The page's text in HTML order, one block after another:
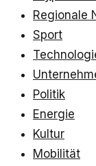
Regionale
Sport
Politik
Energie
Kultur
Mobilität